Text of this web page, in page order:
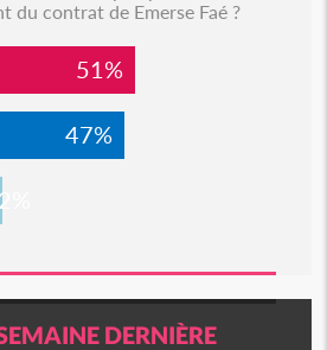
du contrat de Emerse Faé ?
51%
47%
2%
DERNIÈRE